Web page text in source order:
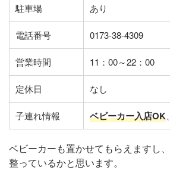
駐車場 あり
電話番号 0173-38-4309
営業時間 11：00～22：00
定休日 なし
子連れ情報 ベビーカー入店OK
ベビーカーも置かせてもらえますし
整っているかと思います。